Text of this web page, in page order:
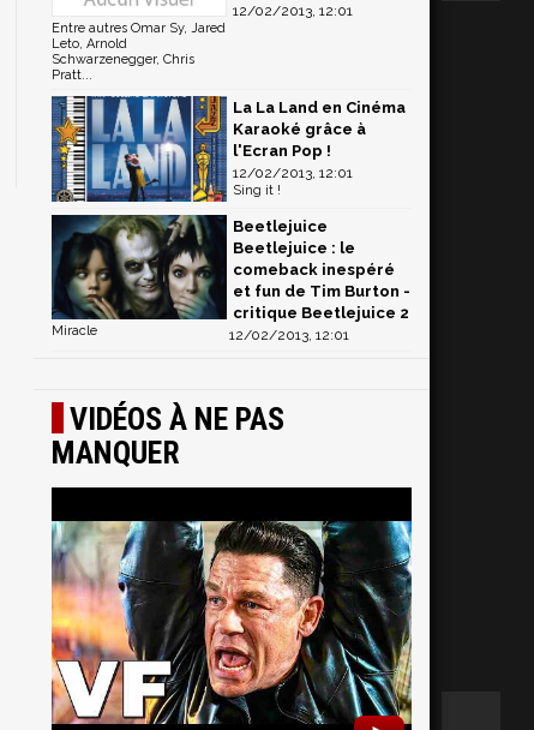
12/02/2013, 12:01
Entre autres Omar Sy, Jared
Leto, Arnold
Schwarzenegger, Chris
Pratt...
La La Land en Cinéma
Karaoké grâce à
l'Ecran Pop !
12/02/2013, 12:01
Sing it !
Beetlejuice
Beetlejuice : le
comeback inespéré
et fun de Tim Burton -
critique Beetlejuice 2
12/02/2013, 12:01
Miracle
VIDÉOS À NE PAS
MANQUER